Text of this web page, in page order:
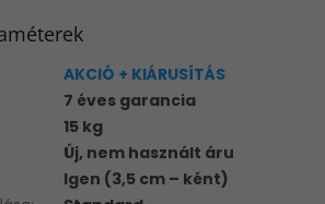
AKCIÓ + KIÁRUSÍTÁS
7 éves garancia
15 kg
Új, nem használt áru
Igen (3,5 cm – ként)